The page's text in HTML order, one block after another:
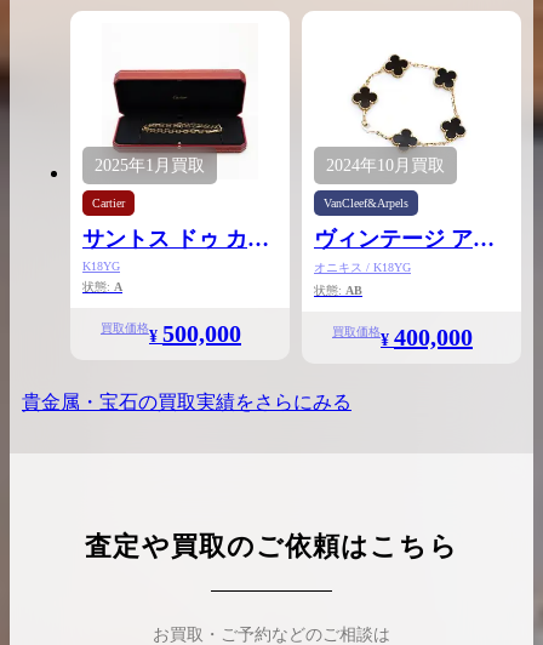
2025年1月 買取
Cartier
サントス ドゥ カル
ティエ ネックレス
SM
K18YG
状態: A
買取価格¥ 500,000
2024年10月 買取
VanCleef&Arpels
ヴィンテージ アル
ハンブラ ブレスレ
ット
オニキス / K18YG
状態: AB
買取価格¥ 400,000
貴金属・宝石の買取実績をさらにみる
査定や買取のご依頼はこちら
お買取・ご予約などのご相談は